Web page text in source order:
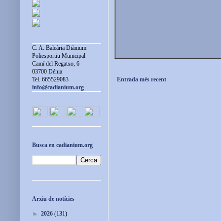
Entrada més recent
C. A. Baleària Diànium
Poliesportiu Municipal
Camí del Regatxo, 6
03700 Dénia
Tel. 665529083
info@cadianium.org
Busca en cadianium.org
Arxiu de notícies
► 2026 (131)